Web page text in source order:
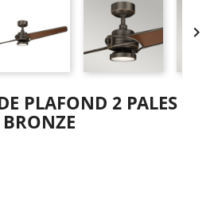

PLAFOND 2 PALES